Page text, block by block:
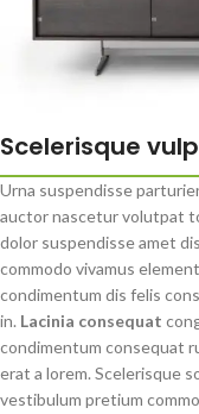
Scelerisque
Urna suspendisse
auctor nascetur volutpat
dolor suspendisse amet
commodo vivamus
condimentum dis felis
in. Lacinia consequat
condimentum consequat
erat a lorem. Scelerisque
vestibulum pretium